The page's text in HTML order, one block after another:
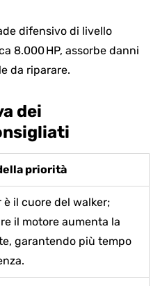
difensivo di livello
8.000 HP, assorbe danni
da riparare.
dei
priorità
è il cuore del walker;
il motore aumenta la
garantendo più tempo